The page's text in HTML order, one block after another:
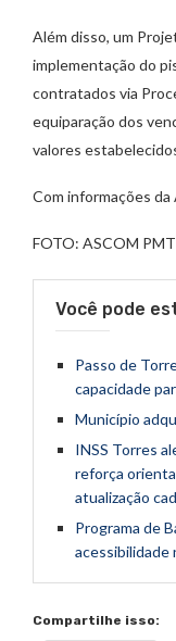
Além disso, um
implementação do
contratados via
equiparação dos
valores
Com informações da
FOTO: ASCOM PMT
Você pode
Passo de
capacidade
Município
INSS Torres
reforça
atualização
Programa de
acessibilidade
Compartilhe isso: